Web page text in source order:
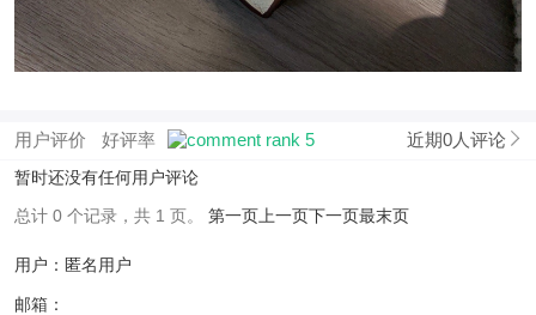
用户评价 好评率 近期0人评论
暂时还没有任何用户评论
总计 0 个记录，共 1 页。 第一页 上一页下一页最末页
用户：匿名用户
邮箱：